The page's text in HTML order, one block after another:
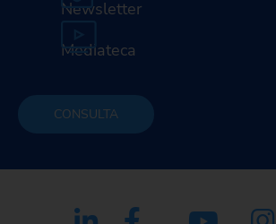
Newsletter
Mediateca
CONSULTA